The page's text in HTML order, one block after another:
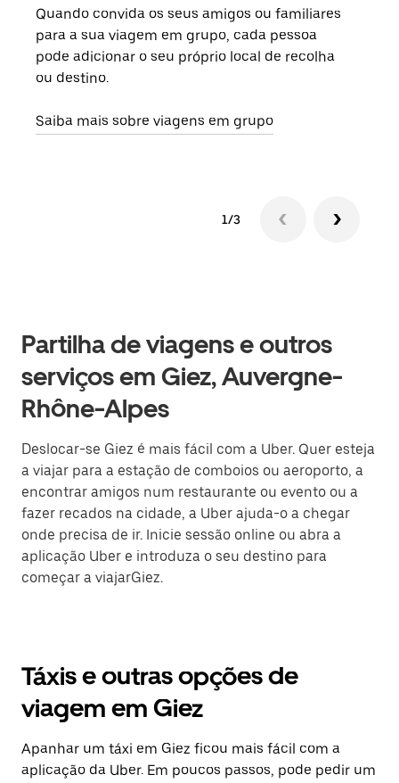
Quando convida os seus amigos ou familiares
para a sua viagem em grupo, cada pessoa
pode adicionar o seu próprio local de recolha
ou destino.
Saiba mais sobre viagens em grupo
1/3
Partilha de viagens e outros
serviços em Giez, Auvergne-
Rhône-Alpes
Deslocar-se Giez é mais fácil com a Uber. Quer esteja
a viajar para a estação de comboios ou aeroporto, a
encontrar amigos num restaurante ou evento ou a
fazer recados na cidade, a Uber ajuda-o a chegar
onde precisa de ir. Inicie sessão online ou abra a
aplicação Uber e introduza o seu destino para
começar a viajarGiez.
Táxis e outras opções de
viagem em Giez
Apanhar um táxi em Giez ficou mais fácil com a
aplicação da Uber. Em poucos passos, pode pedir um